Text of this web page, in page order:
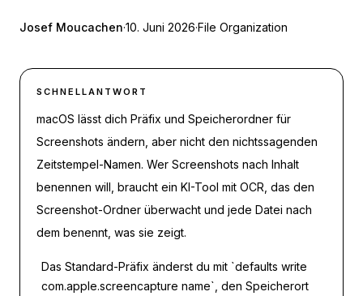
Josef Moucachen·10. Juni 2026·File Organization
SCHNELLANTWORT
macOS lässt dich Präfix und Speicherordner für
Screenshots ändern, aber nicht den nichtssagenden
Zeitstempel-Namen. Wer Screenshots nach Inhalt
benennen will, braucht ein KI-Tool mit OCR, das den
Screenshot-Ordner überwacht und jede Datei nach
dem benennt, was sie zeigt.
Das Standard-Präfix änderst du mit `defaults write
com.apple.screencapture name`, den Speicherort